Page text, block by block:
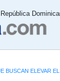
BUSCAN ELEVAR